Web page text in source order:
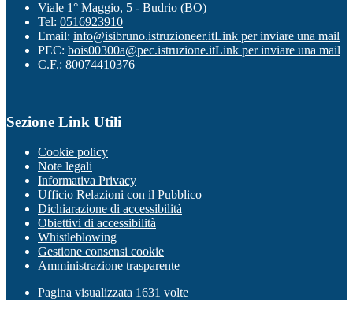
Viale 1° Maggio, 5 - Budrio (BO)
Tel: 0516923910
Email: info@isibruno.istruzioneer.itLink per inviare una mail
PEC: bois00300a@pec.istruzione.itLink per inviare una mail
C.F.: 80074410376
Sezione Link Utili
Cookie policy
Note legali
Informativa Privacy
Ufficio Relazioni con il Pubblico
Dichiarazione di accessibilità
Obiettivi di accessibilità
Whistleblowing
Gestione consensi cookie
Amministrazione trasparente
Pagina visualizzata 1631 volte